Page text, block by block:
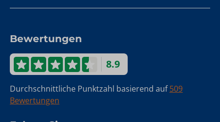
Bewertungen
8.9
Durchschnittliche Punktzahl basierend auf509
Bewertungen